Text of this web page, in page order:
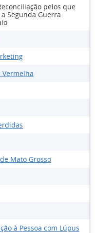
pelos que
Segunda Guerra
Mato Grosso
à Pessoa com Lúpus